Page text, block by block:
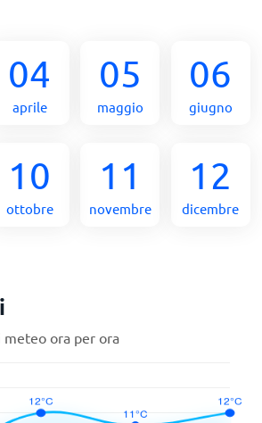
04
aprile
05
maggio
06
giugno
10
ottobre
11
novembre
12
dicembre
meteo ora per ora